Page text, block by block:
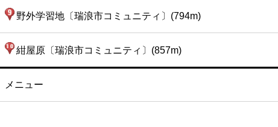
野外学習地〔瑞浪市コミュニティ〕(794m)
紺屋原〔瑞浪市コミュニティ〕(857m)
メニュー